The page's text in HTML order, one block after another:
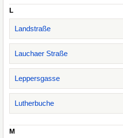
L
Landstraße
Lauchaer Straße
Leppersgasse
Lutherbuche
M